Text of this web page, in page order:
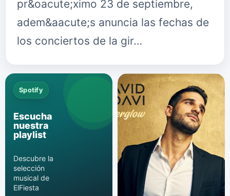
pr&oacute;ximo 23 de septiembre,
adem&aacute;s anuncia las fechas de
los conciertos de la gir…
Spotify
Escucha
nuestra
playlist
Descubre la
selección
musical de
ElFiesta